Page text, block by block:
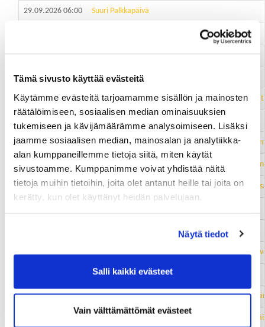
Tämä sivusto käyttää evästeitä
Käytämme evästeitä tarjoamamme sisällön ja mainosten
räätälöimiseen, sosiaalisen median ominaisuuksien
tukemiseen ja kävijämäärämme analysoimiseen. Lisäksi
jaamme sosiaalisen median, mainosalan ja analytiikka-
alan kumppaneillemme tietoja siitä, miten käytät
sivustoamme. Kumppanimme voivat yhdistää näitä
tietoja muihin tietoihin, joita olet antanut heille tai joita on
kerätty, kun olet käyttänyt heidän palvelujaan.
Näytä tiedot
Salli kaikki evästeet
Vain välttämättömät evästeet
29.09.2026 06:00 Suuri Palkkapäivä
01.10.2026 06:00 ISO 27001 -standardin vaatimukset
02.10.2026 06:00 Mediatilan uudelleenjako – Uudenlaiset sisällöt
08.10.2026 06:00 Talouslaskelmien perusteet esihenkilöille ja
08.10.2026 06:00 Tasa-arvo ja tasapuolisuus – lakimuutokset ja
09.10.2026 06:00 Asiantuntijan myyntitaidot – Vahva
Financial Manager – strateginen päätöksentekijä
Johdatus coachingiin – kohti vaikuttavampaa
Vientikaupan keskeiset asiakirjat
04.11.2026 07:00 Asiantuntijan myyntitaidot - Konfliktien hallinta ja
Account Manager -asiakkuuspäällikön